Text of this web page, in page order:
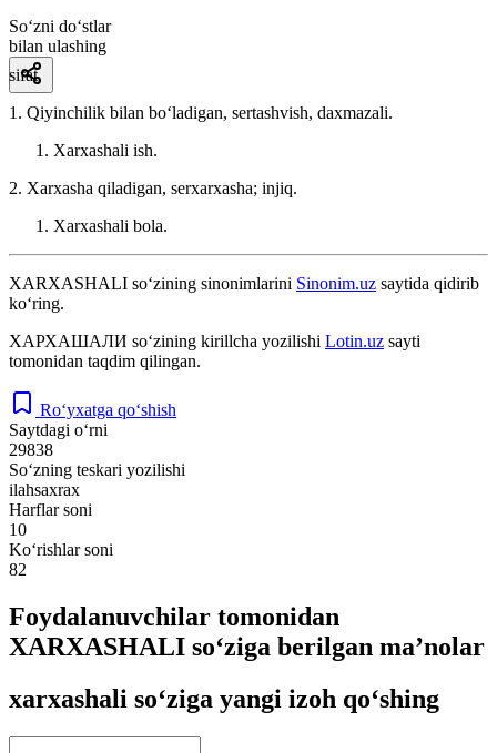
So‘zni do‘stlar
bilan ulashing
sifat
1. Qiyinchilik bilan boʻladigan, sertashvish, daxmazali.
Xarxashali ish.
2. Xarxasha qiladigan, serxarxasha; injiq.
Xarxashali bola.
XARXASHALI so‘zining sinonimlarini Sinonim.uz saytida qidirib
ko‘ring.
ХАРХАШАЛИ so‘zining kirillcha yozilishi Lotin.uz sayti
tomonidan taqdim qilingan.
Ro‘yxatga qo‘shish
Saytdagi o‘rni
29838
So‘zning teskari yozilishi
ilahsaxrax
Harflar soni
10
Ko‘rishlar soni
82
Foydalanuvchilar tomonidan
XARXASHALI so‘ziga berilgan ma’nolar
xarxashali so‘ziga yangi izoh qo‘shing